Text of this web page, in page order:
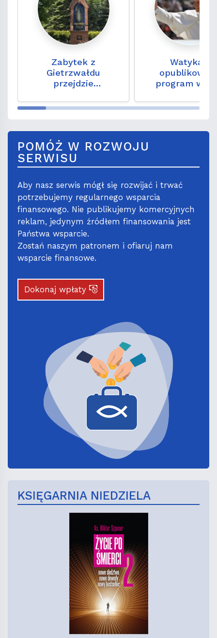
Zabytek z
Gietrzwałdu
przejdzie
niezwykły zapis
Watykan:
program
POMÓŻ W ROZWOJU
SERWISU
Aby nasz serwis mógł się rozwijać i trwać
potrzebujemy regularnego wsparcia
finansowego. Nie publikujemy komercyjnych
reklam, jedynym źródłem finansowania jest
Państwa wsparcie.
Zostań naszym patronem i ofiaruj nam
wsparcie finansowe.
Dokonaj wpłaty
KSIĘGARNIA NIEDZIELA